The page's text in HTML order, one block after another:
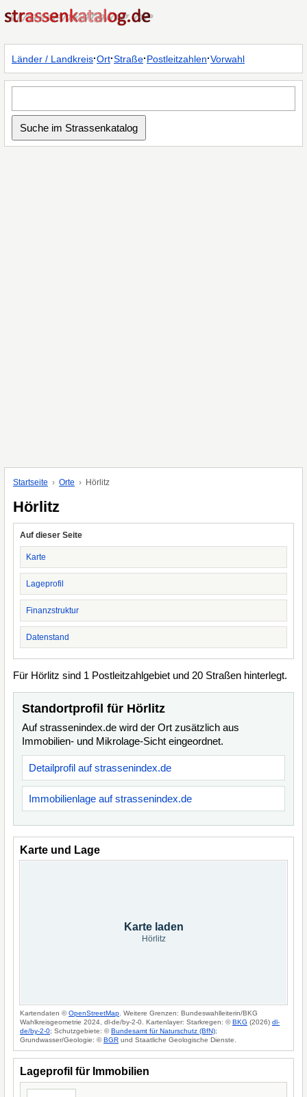
Länder / Landkreis·Ort·Straße·Postleitzahlen·Vorwahl
Startseite Orte Hörlitz
Hörlitz
Auf dieser Seite
Karte
Lageprofil
Finanzstruktur
Datenstand
Für Hörlitz sind 1 Postleitzahlgebiet und 20 Straßen hinterlegt.
Standortprofil für Hörlitz
Auf strassenindex.de wird der Ort zusätzlich aus
Immobilien- und Mikrolage-Sicht eingeordnet.
Detailprofil auf strassenindex.de
Immobilienlage auf strassenindex.de
Karte und Lage
Karte laden
Hörlitz
Kartendaten ©OpenStreetMap . Weitere Grenzen: Bundeswahlleiterin/BKG
Wahlkreisgeometrie 2024, dl-de/by-2-0. Kartenlayer: Starkregen: ©BKG (2026) dl-
de/by-2-0; Schutzgebiete: ©Bundesamt für Naturschutz (BfN);
Grundwasser/Geologie: ©BGR und Staatliche Geologische Dienste.
Lageprofil für Immobilien